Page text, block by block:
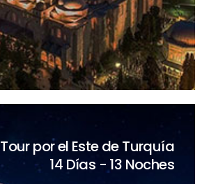
Tour por el Este de Turquía
14 Días - 13 Noches